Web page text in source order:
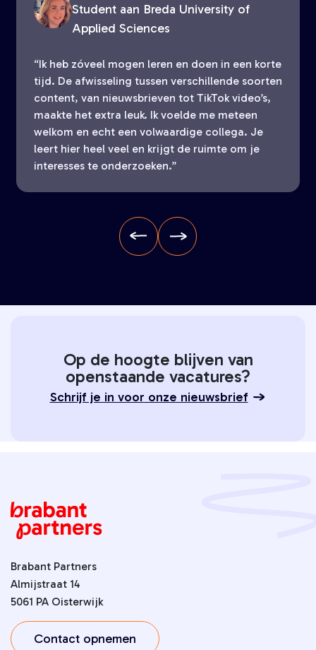
Student aan Breda University of
Applied Sciences
“Ik heb zóveel mogen leren en doen in een korte
tijd. De afwisseling tussen verschillende soorten
content, van nieuwsbrieven tot TikTok video’s,
maakte het extra leuk. Ik voelde me meteen
welkom en echt een volwaardige collega. Je
leert hier heel veel en krijgt de ruimte om je
interesses te onderzoeken.”
Op de hoogte blijven van
openstaande vacatures?
Schrijf je in voor onze nieuwsbrief
Brabant Partners
Almijstraat 14
5061 PA Oisterwijk
Contact opnemen